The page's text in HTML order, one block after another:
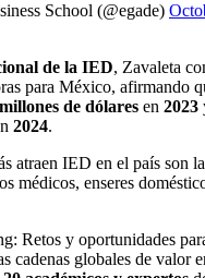
School (@egade)
de la IED, Zavaleta
para México, afirmando
de dólares en 2023
2024.
atraen IED en el país son
médicos, enseres
Retos y oportunidades
cadenas globales de valor